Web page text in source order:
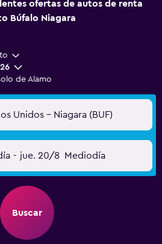
ofertas de autos de renta
Búfalo Niagara
de Alamo
Unidos - Niagara (BUF)
- jue. 20/8 Mediodía
Buscar